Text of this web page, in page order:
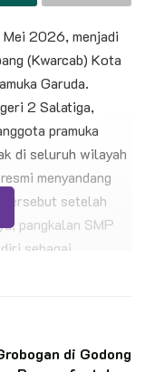
2026, menjadi
(Kwarcab) Kota
Garuda.
2 Salatiga,
pramuka
di seluruh wilayah
menyandang
tersebut setelah
pangkalan SMP
sebagai
para muridnya
di sekolah ini
di Godong